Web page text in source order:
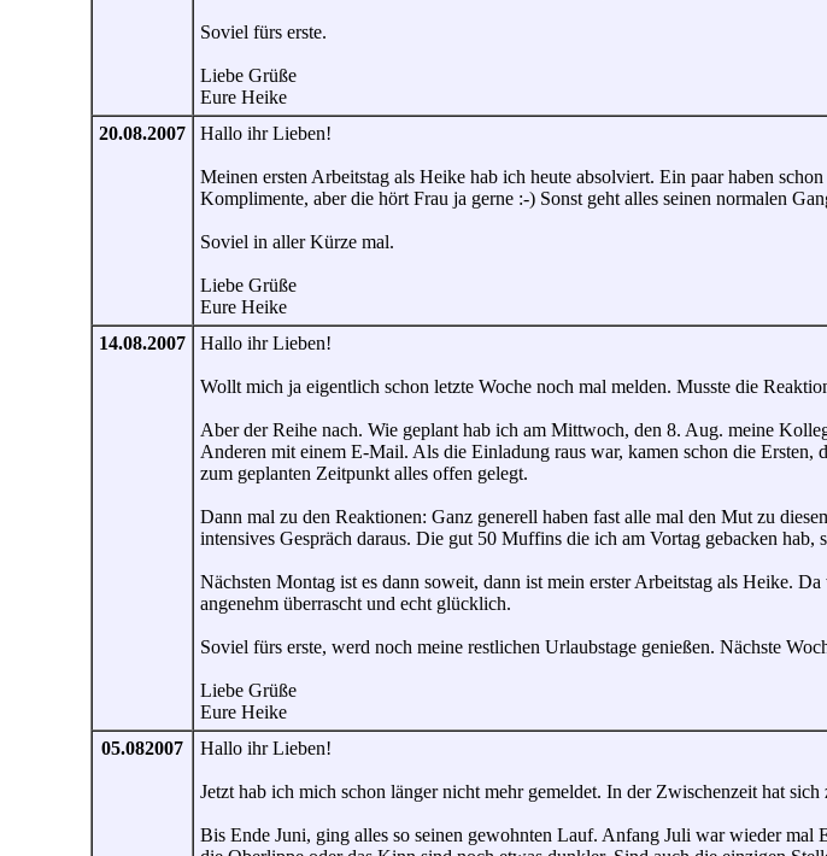
Soviel fürs erste.
Liebe Grüße
Eure Heike
20.08.2007
Hallo ihr Lieben!
Meinen ersten Arbeitstag als Heike hab ich heute absolviert. Ein paar haben
Komplimente, aber die hört Frau ja gerne :-) Sonst geht alles seinen normalen
Soviel in aller Kürze mal.
Liebe Grüße
Eure Heike
14.08.2007
Hallo ihr Lieben!
Wollt mich ja eigentlich schon letzte Woche noch mal melden. Musste die
Aber der Reihe nach. Wie geplant hab ich am Mittwoch, den 8. Aug. meine
Anderen mit einem E-Mail. Als die Einladung raus war, kamen schon die
zum geplanten Zeitpunkt alles offen gelegt.
Dann mal zu den Reaktionen: Ganz generell haben fast alle mal den Mut zu
intensives Gespräch daraus. Die gut 50 Muffins die ich am Vortag gebacken hab,
Nächsten Montag ist es dann soweit, dann ist mein erster Arbeitstag als Heike.
angenehm überrascht und echt glücklich.
Soviel fürs erste, werd noch meine restlichen Urlaubstage genießen. Nächste
Liebe Grüße
Eure Heike
05.082007
Hallo ihr Lieben!
Jetzt hab ich mich schon länger nicht mehr gemeldet. In der Zwischenzeit hat
Bis Ende Juni, ging alles so seinen gewohnten Lauf. Anfang Juli war wieder mal